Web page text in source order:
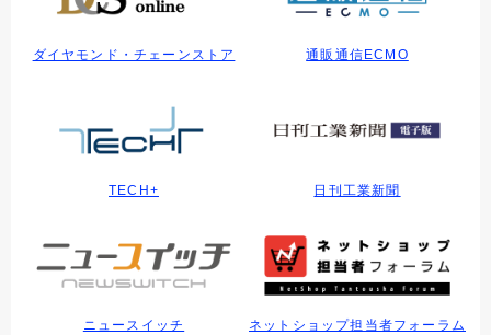
ダイヤモンド・チェーンストア 通販通信ECMO
TECH+ 日刊工業新聞
ニュースイッチ ネットショップ担当者フォーラム